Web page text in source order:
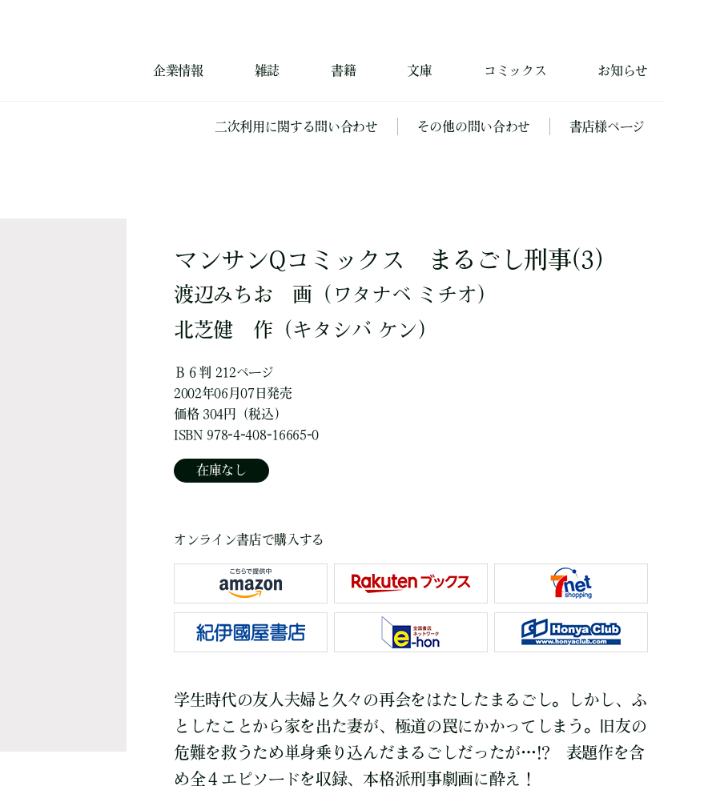
企業情報 雑誌 書籍 文庫 コミックス お知らせ
二次利用に関する問い合わせ その他の問い合わせ 書店様ページ
マンサンQコミックス まるごし刑事(3)
渡辺みちお 画 （ワタナベ ミチオ）
北芝健
作 （キタシバ ケン）
Ｂ６判 212ページ
2002年06月07日発売
価格 304円（税込）
ISBN 978-4-408-16665-0
在庫なし
オンライン書店で購入する
学生時代の友人夫婦と久々の再会をはたしたまるごし。しかし、ふ
としたことから家を出た妻が、極道の罠にかかってしまう。旧友の
危難を救うため単身乗り込んだまるごしだったが…!? 表題作を含
め全４エピソードを収録、本格派刑事劇画に酔え！